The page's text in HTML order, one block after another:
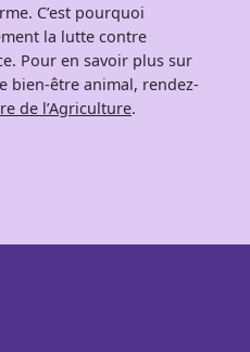
C’est pourquoi
la lutte contre
Pour en savoir plus sur
bien-être animal, rendez-
de l’Agriculture.